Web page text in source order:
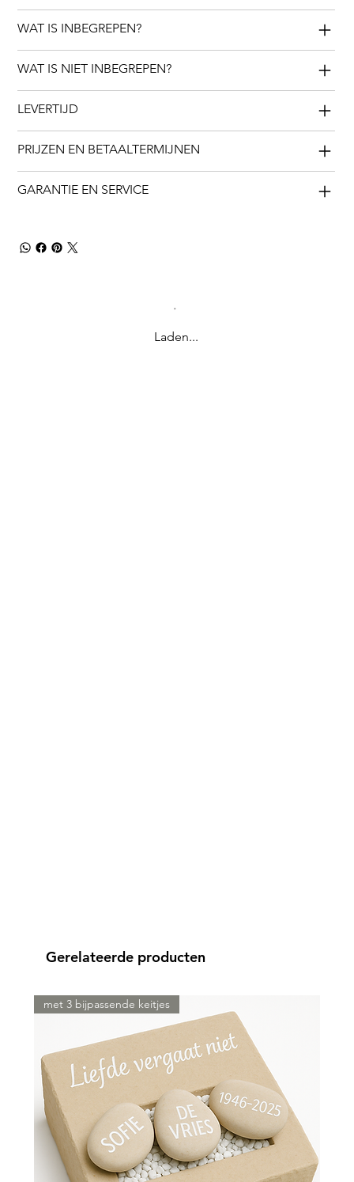
WAT IS INBEGREPEN?
WAT IS NIET INBEGREPEN?
LEVERTIJD
PRIJZEN EN BETAALTERMIJNEN
GARANTIE EN SERVICE
Laden...
Gerelateerde producten
met 3 bijpassende keitjes